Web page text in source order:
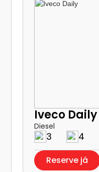
Iveco Daily
Diesel
3 4
Reserve já